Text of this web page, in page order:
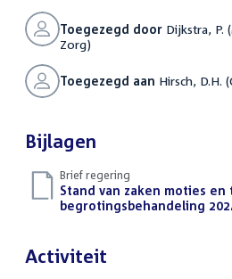
Toegezegd doorDijkstra, P.
Zorg)
Toegezegd aan Hirsch, D.H.
Bijlagen
Brief regering
Download
bestand:
Stand van zaken moties
begrotingsbehandeling
Activiteit